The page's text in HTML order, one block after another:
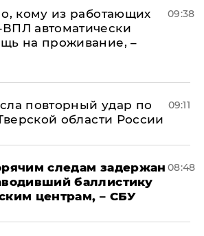
кому из работающих
автоматически
на проживание, –
09:38
повторный удар по
области России
09:11
следам задержан
баллистику
центрам, – СБУ
08:48